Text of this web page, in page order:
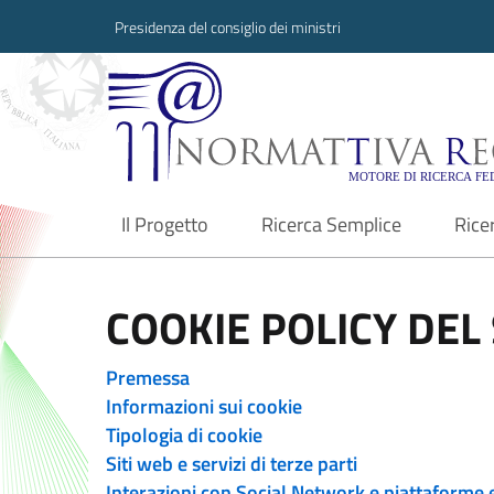
Presidenza del consiglio dei ministri
Normattiva
Il Progetto
current Ricerca Semplice
COOKIE POLICY
Premessa
Informazioni sui cookie
Tipologia di cookie
Siti web e servizi di terze parti